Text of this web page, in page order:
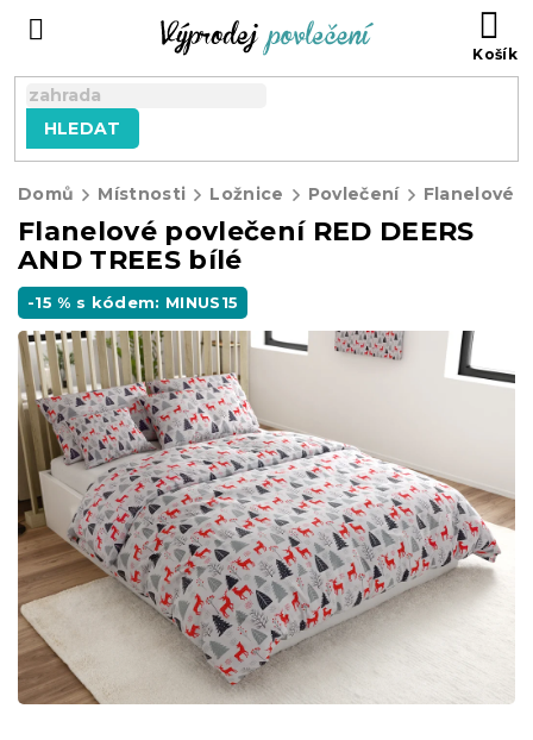
HLEDAT
Domů Místnosti Ložnice Povlečení Flanelové
Flanelové povlečení RED DEERS
AND TREES bílé
-15 % s kódem: MINUS15